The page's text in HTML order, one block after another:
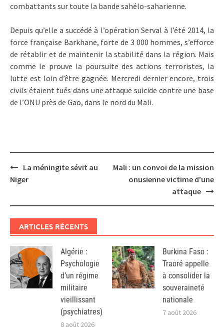
combattants sur toute la bande sahélo-saharienne.
Depuis qu’elle a succédé à l’opération Serval à l’été 2014, la
force française Barkhane, forte de 3 000 hommes, s’efforce
de rétablir et de maintenir la stabilité dans la région. Mais
comme le prouve la poursuite des actions terroristes, la
lutte est loin d’être gagnée. Mercredi dernier encore, trois
civils étaient tués dans une attaque suicide contre une base
de l’ONU près de Gao, dans le nord du Mali.
Post
navigation
La méningite sévit au
Niger
Mali : un convoi de la mission
onusienne victime d’une
attaque
ARTICLES RÉCENTS
Algérie :
Psychologie
d’un régime
militaire
vieillissant
(psychiatres)
8 août 2026
Burkina Faso :
Traoré appelle
à consolider la
souveraineté
nationale
7 août 2026